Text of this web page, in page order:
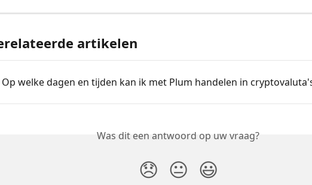
artikelen
Op welke dagen en tijden kan ik met Plum handelen in
Was dit een antwoord op uw vraag?
😞 😐 😃